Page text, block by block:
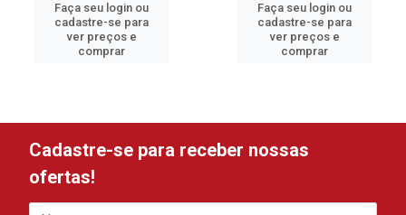
Faça seu login ou
cadastre-se para
ver preços e
comprar
Faça seu login ou
cadastre-se para
ver preços e
comprar
Cadastre-se para receber nossas
ofertas!